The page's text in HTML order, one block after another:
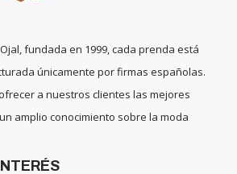
fundada en 1999, cada prenda está
únicamente por firmas españolas.
a nuestros clientes las mejores
amplio conocimiento sobre la moda